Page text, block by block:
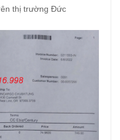
thị trường Đức